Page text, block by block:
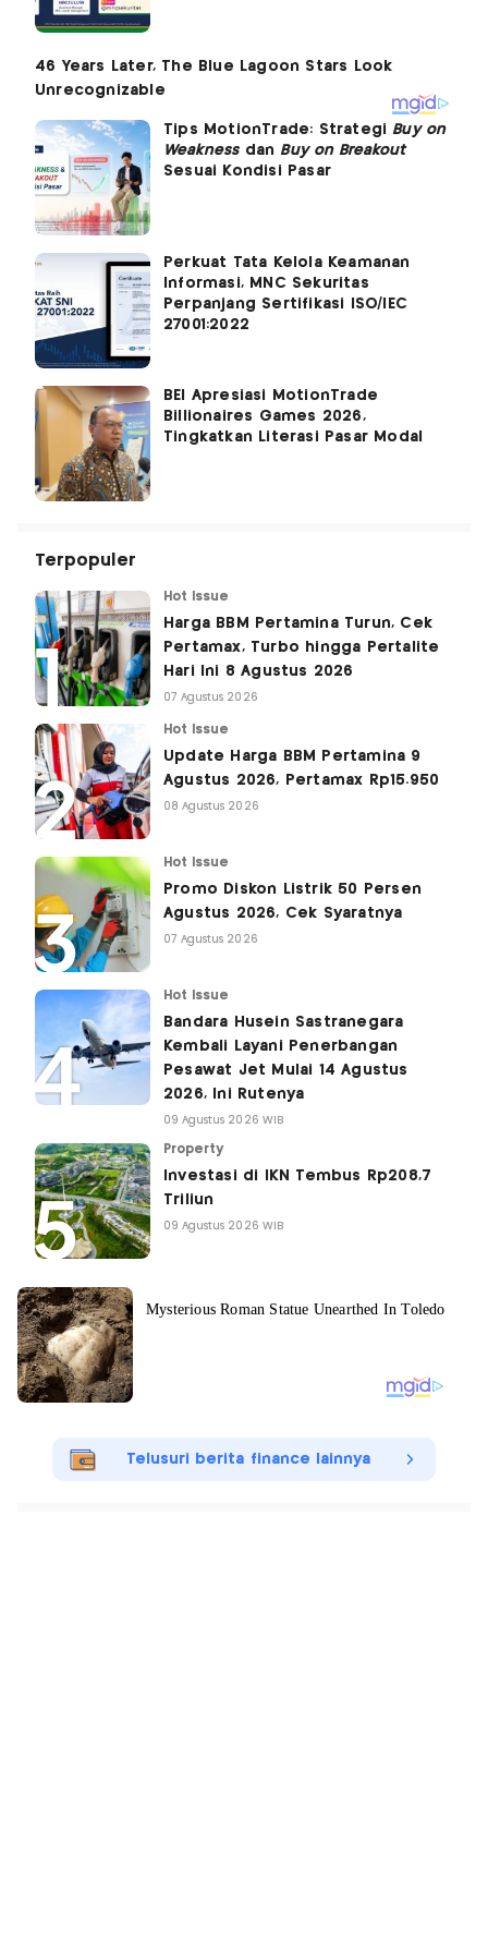
Tips MotionTrade: Strategi Buy on
Weaknessdan Buy on Breakout
Sesuai Kondisi Pasar
Perkuat Tata Kelola Keamanan
Informasi, MNC Sekuritas
Perpanjang Sertifikasi ISO/IEC
27001:2022
BEI Apresiasi MotionTrade
Billionaires Games 2026,
Tingkatkan Literasi Pasar Modal
Terpopuler
Hot Issue
Harga BBM Pertamina Turun, Cek
Pertamax, Turbo hingga Pertalite
Hari Ini 8 Agustus 2026
07 Agustus 2026
Hot Issue
Update Harga BBM Pertamina 9
Agustus 2026, Pertamax Rp15.950
08 Agustus 2026
Hot Issue
Promo Diskon Listrik 50 Persen
Agustus 2026, Cek Syaratnya
07 Agustus 2026
Hot Issue
Bandara Husein Sastranegara
Kembali Layani Penerbangan
Pesawat Jet Mulai 14 Agustus
2026, Ini Rutenya
09 Agustus 2026 WIB
Property
Investasi di IKN Tembus Rp208,7
Triliun
09 Agustus 2026 WIB
Telusuri berita finance lainnya